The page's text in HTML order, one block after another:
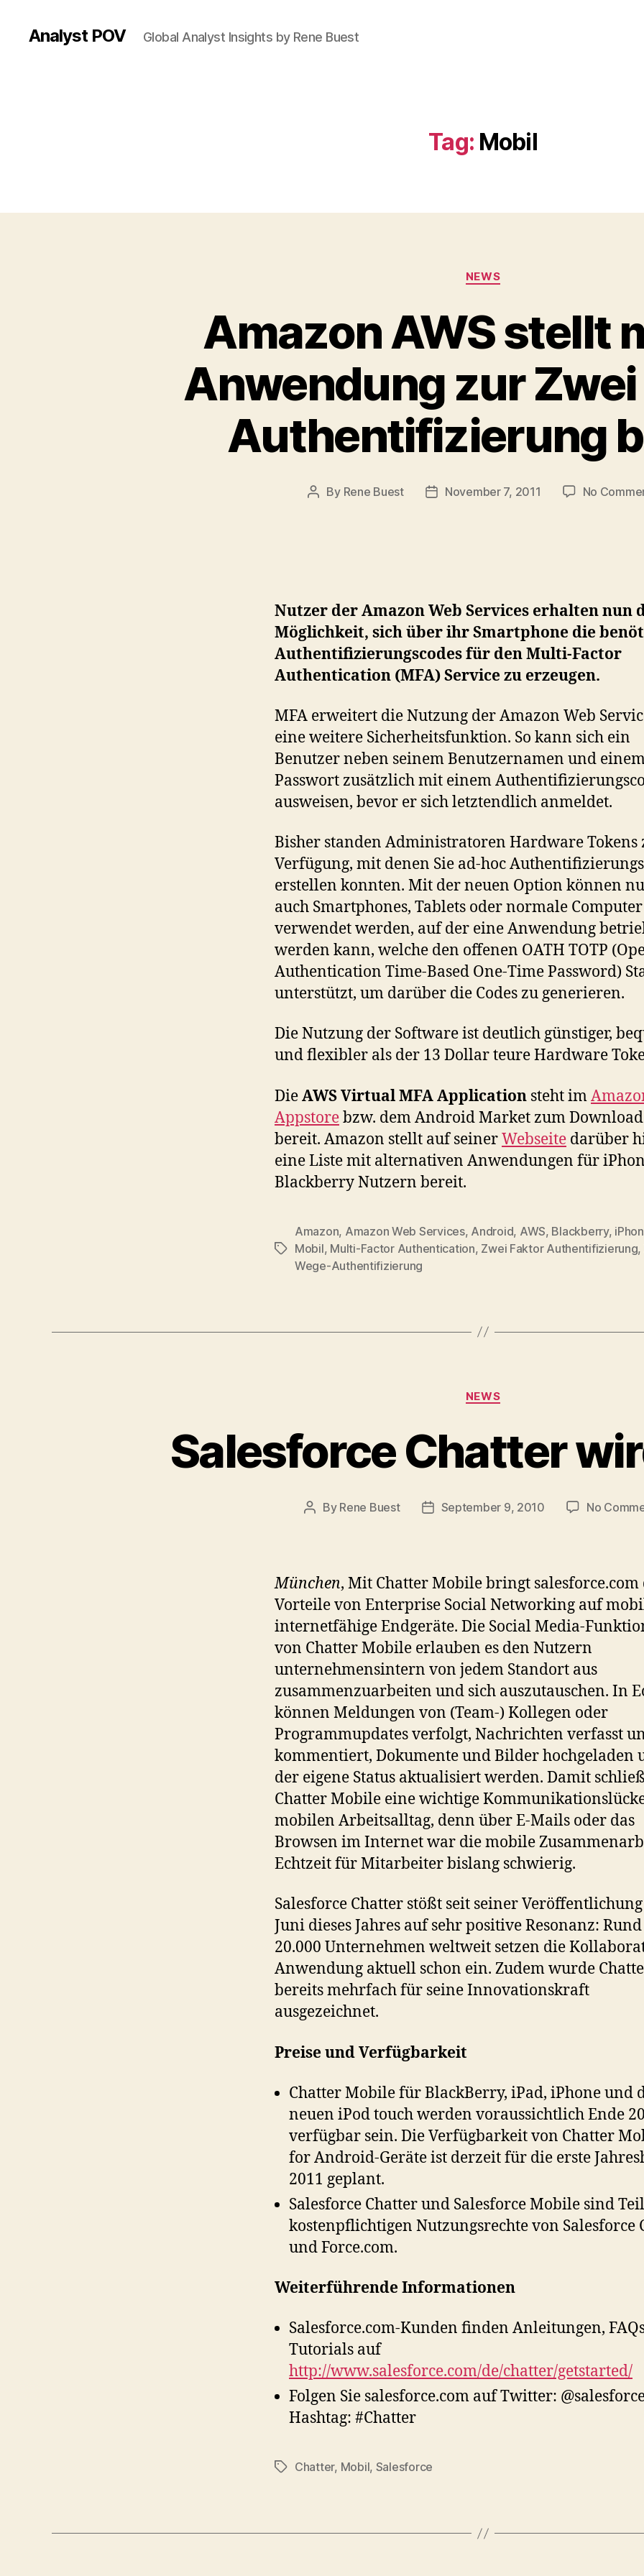
Analyst POV Global Analyst Insights by Rene Buest
Tag: Mobil
Categories
NEWS
Amazon AWS stellt
Anwendung zur
Authentifizierung
Post
By Rene Buest
PostNovember 7, 2011 No
Nutzer der Amazon Web Services erhalten nun
Möglichkeit, sich über ihr Smartphone die
Authentifizierungscodes für den Multi-Factor
Authentication (MFA) Service zu erzeugen.
MFA erweitert die Nutzung der Amazon Web
eine weitere Sicherheitsfunktion. So kann sich ein
Benutzer neben seinem Benutzernamen und
Passwort zusätzlich mit einem
ausweisen, bevor er sich letztendlich anmeldet.
Bisher standen Administratoren Hardware Tokens
Verfügung, mit denen Sie ad-hoc
erstellen konnten. Mit der neuen Option können
auch Smartphones, Tablets oder normale Computer
verwendet werden, auf der eine Anwendung
werden kann, welche den offenen OATH TOTP
Authentication Time-Based One-Time Password)
unterstützt, um darüber die Codes zu generieren.
Die Nutzung der Software ist deutlich günstiger,
und flexibler als der 13 Dollar teure Hardware
DieAWS Virtual MFA Application steht im
Appstorebzw. dem Android Market zum Download
bereit. Amazon stellt auf seinerWebseite darüber
eine Liste mit alternativen Anwendungen für
Blackberry Nutzern bereit.
Tags
Amazon, Amazon Web Services, Android, AWS, Blackberry,
Mobil, Multi-Factor Authentication, Zwei Faktor Authentifizierung,
Wege-Authentifizierung
Categories
NEWS
Salesforce Chatter
Post
By Rene Buest
PostSeptember 9, 2010 No
München, Mit Chatter Mobile bringt salesforce.com
Vorteile von Enterprise Social Networking auf
internetfähige Endgeräte. Die Social Media-
von Chatter Mobile erlauben es den Nutzern
unternehmensintern von jedem Standort aus
zusammenzuarbeiten und sich auszutauschen. In
können Meldungen von (Team-) Kollegen oder
Programmupdates verfolgt, Nachrichten verfasst
kommentiert, Dokumente und Bilder hochgeladen
der eigene Status aktualisiert werden. Damit
Chatter Mobile eine wichtige
mobilen Arbeitsalltag, denn über E-Mails oder das
Browsen im Internet war die mobile
Echtzeit für Mitarbeiter bislang schwierig.
Salesforce Chatter stößt seit seiner
Juni dieses Jahres auf sehr positive Resonanz: Rund
20.000 Unternehmen weltweit setzen die
Anwendung aktuell schon ein. Zudem wurde
bereits mehrfach für seine Innovationskraft
ausgezeichnet.
Preise und Verfügbarkeit
Chatter Mobile für BlackBerry, iPad, iPhone und
neuen iPod touch werden voraussichtlich Ende
verfügbar sein. Die Verfügbarkeit von Chatter
for Android-Geräte ist derzeit für die erste
2011 geplant.
Salesforce Chatter und Salesforce Mobile sind
kostenpflichtigen Nutzungsrechte von Salesforce
und Force.com.
Weiterführende Informationen
Salesforce.com-Kunden finden Anleitungen,
Tutorials auf
http://www.salesforce.com/de/chatter/getstarted/
Folgen Sie salesforce.com auf Twitter:
Hashtag: #Chatter
TagsChatter, Mobil, Salesforce